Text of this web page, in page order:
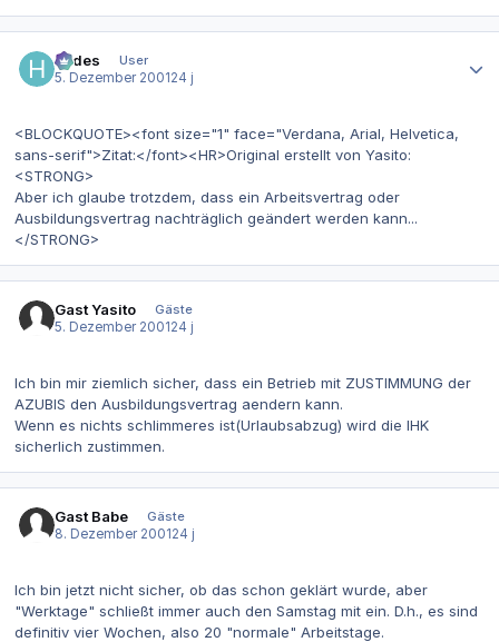
hades
User
5. Dezember 2001 24 j
<BLOCKQUOTE><font size="1" face="Verdana, Arial, Helvetica,
sans-serif">Zitat:</font><HR>Original erstellt von Yasito:
<STRONG>
Aber ich glaube trotzdem, dass ein Arbeitsvertrag oder
Ausbildungsvertrag nachträglich geändert werden kann...
</STRONG>
Gast Yasito
Gäste
5. Dezember 2001 24 j
Ich bin mir ziemlich sicher, dass ein Betrieb mit ZUSTIMMUNG der
AZUBIS den Ausbildungsvertrag aendern kann.
Wenn es nichts schlimmeres ist(Urlaubsabzug) wird die IHK
sicherlich zustimmen.
Gast Babe
Gäste
8. Dezember 2001 24 j
Ich bin jetzt nicht sicher, ob das schon geklärt wurde, aber
"Werktage" schließt immer auch den Samstag mit ein. D.h., es sind
definitiv vier Wochen, also 20 "normale" Arbeitstage.